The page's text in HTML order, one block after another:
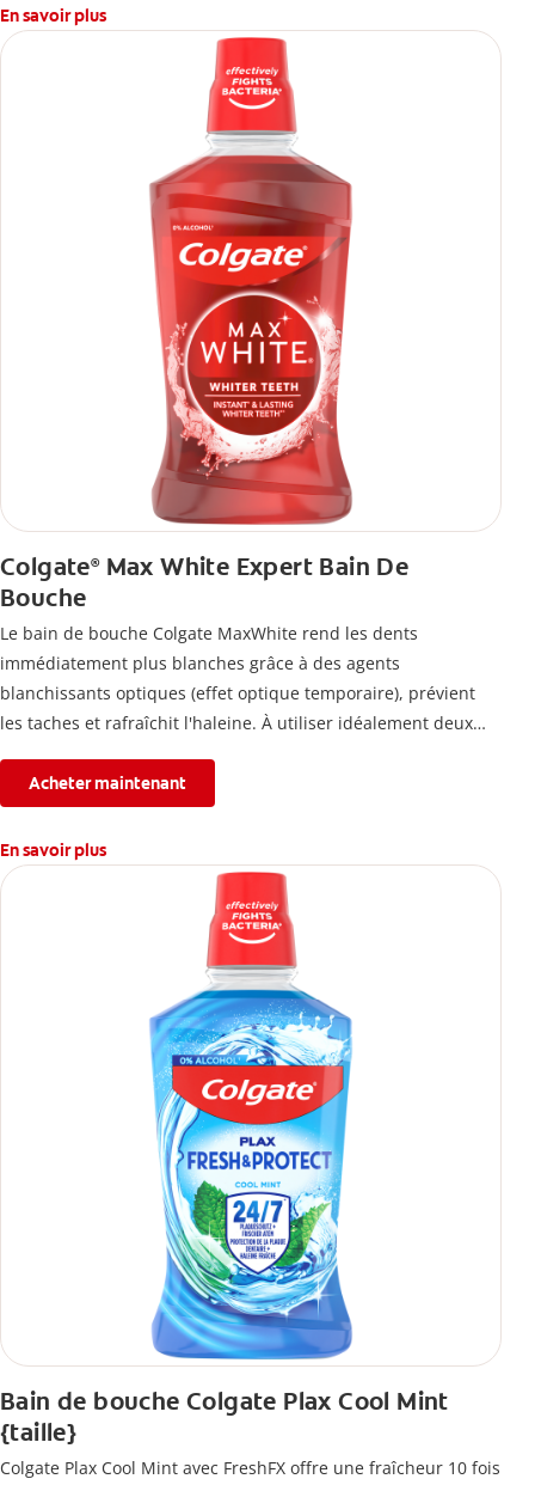
En savoir plus
Colgate®Max White Expert Bain De
Bouche
Le bain de bouche Colgate MaxWhite rend les dents
immédiatement plus blanches grâce à des agents
blanchissants optiques (effet optique temporaire), prévient
les taches et rafraîchit l'haleine. À utiliser idéalement deux
Acheter maintenant
En savoir plus
Bain de bouche Colgate Plax Cool Mint
{taille}
Colgate Plax Cool Mint avec FreshFX offre une fraîcheur 10 fois